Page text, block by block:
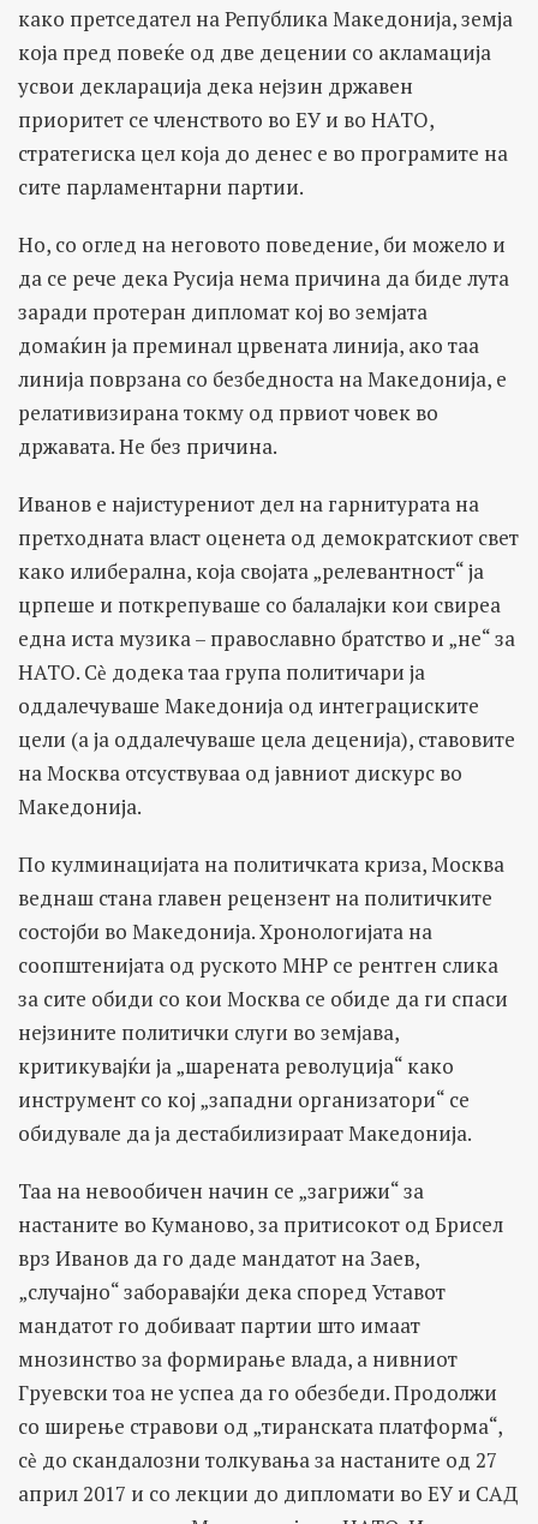
како претседател на Република Македонија, земја
која пред повеќе од две децении со акламација
усвои декларација дека нејзин државен
приоритет се членството во ЕУ и во НАТО,
стратегиска цел која до денес е во програмите на
сите парламентарни партии.
Но, со оглед на неговото поведение, би можело и
да се рече дека Русија нема причина да биде лута
заради протеран дипломат кој во земјата
домаќин ја преминал црвената линија, ако таа
линија поврзана со безбедноста на Македонија, е
релативизирана токму од првиот човек во
државата. Не без причина.
Иванов е најистурениот дел на гарнитурата на
претходната власт оценета од демократскиот свет
како илиберална, која својата „релевантност“ ја
црпеше и поткрепуваше со балалајки кои свиреа
една иста музика – православно братство и „не“ за
НАТО. Сѐ додека таа група политичари ја
оддалечуваше Македонија од интеграциските
цели (а ја оддалечуваше цела деценија), ставовите
на Москва отсуствуваа од јавниот дискурс во
Македонија.
По кулминацијата на политичката криза, Москва
веднаш стана главен рецензент на политичките
состојби во Македонија. Хронологијата на
соопштенијата од руското МНР се рентген слика
за сите обиди со кои Москва се обиде да ги спаси
нејзините политички слуги во земјава,
критикувајќи ја „шарената револуција“ како
инструмент со кој „западни организатори“ се
обидувале да ја дестабилизираат Македонија.
Таа на невообичен начин се „загрижи“ за
настаните во Куманово, за притисокот од Брисел
врз Иванов да го даде мандатот на Заев,
„случајно“ заборавајќи дека според Уставот
мандатот го добиваат партии што имаат
мнозинство за формирање влада, а нивниот
Груевски тоа не успеа да го обезбеди. Продолжи
со ширење стравови од „тиранската платформа“,
сѐ до скандалозни толкувања за настаните од 27
април 2017 и со лекции до дипломати во ЕУ и САД